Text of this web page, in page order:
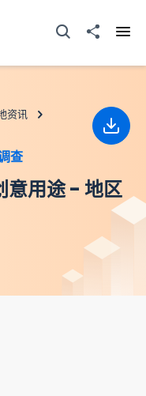
打开搜寻器分享至
资讯
查
意用途 - 地区
下载